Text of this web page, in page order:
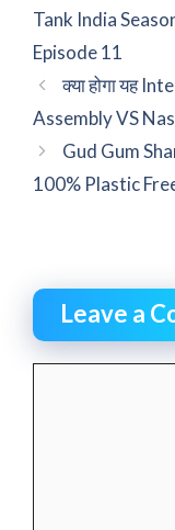
Tank India
Episode 11
क्या होगा यह
Assembly VS
Gud Gum
100% Plastic
Leave a